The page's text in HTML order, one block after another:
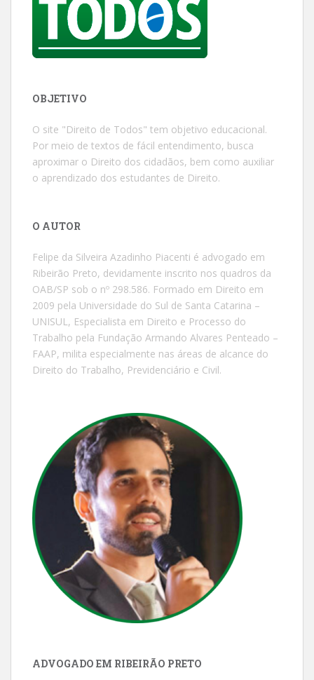
OBJETIVO
O site "Direito de Todos" tem objetivo educacional.
Por meio de textos de fácil entendimento, busca
aproximar o Direito dos cidadãos, bem como auxiliar
o aprendizado dos estudantes de Direito.
O AUTOR
Felipe da Silveira Azadinho Piacenti é advogado em
Ribeirão Preto, devidamente inscrito nos quadros da
OAB/SP sob o nº 298.586. Formado em Direito em
2009 pela Universidade do Sul de Santa Catarina –
UNISUL, Especialista em Direito e Processo do
Trabalho pela Fundação Armando Alvares Penteado –
FAAP, milita especialmente nas áreas de alcance do
Direito do Trabalho, Previdenciário e Civil.
ADVOGADO EM RIBEIRÃO PRETO